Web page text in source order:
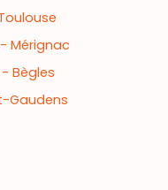
Mérignac
Bègles
Gaudens